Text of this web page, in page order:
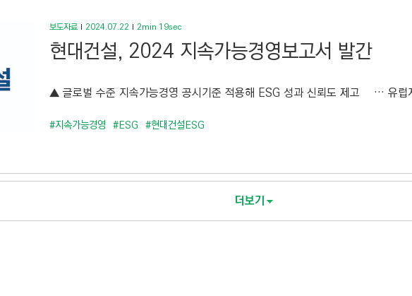
보도자료 2024.07.22 2min 19sec
현대건설, 2024 지속가능경영보고서 발간
▲ 글로벌 수준 지속가능경영 공시기준 적용해 ESG 성과 신뢰도 제고 … 유럽
#지속가능경영 #ESG #현대건설ESG
더보기